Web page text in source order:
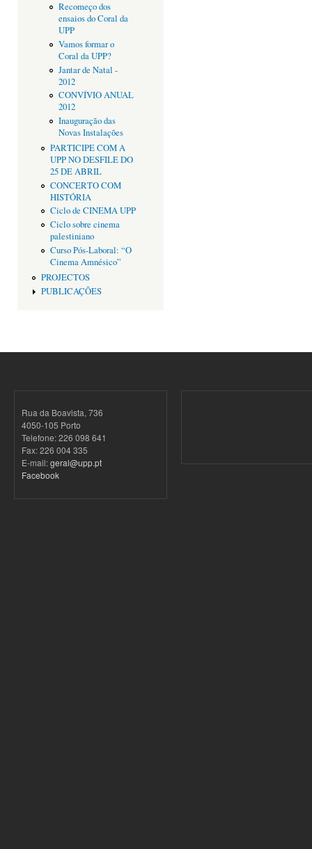
Recomeço dos
ensaios do Coral da
UPP
Vamos formar o
Coral da UPP?
Jantar de Natal -
2012
CONVÍVIO ANUAL
2012
Inauguração das
Novas Instalações
PARTICIPE COM A
UPP NO DESFILE DO
25 DE ABRIL
CONCERTO COM
HISTÓRIA
Ciclo de CINEMA UPP
Ciclo sobre cinema
palestiniano
Curso Pós-Laboral: “O
Cinema Amnésico”
PROJECTOS
PUBLICAÇÕES
Rua da Boavista, 736
4050-105 Porto
Telefone: 226 098 641
Fax: 226 004 335
E-mail:geral@upp.pt
Facebook